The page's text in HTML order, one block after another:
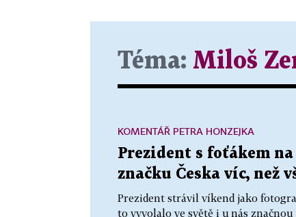
Téma: Miloš
Prezident s foťákem
značku Česka víc, než
Prezident strávil víkend jako
to vyvolalo ve světě i u nás
KOMENTÁŘ PETRA HONZEJKA